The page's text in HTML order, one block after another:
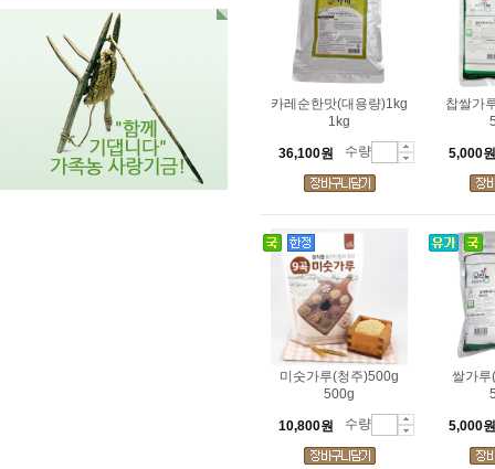
카레순한맛(대용량)1kg
1kg
36,100원 수량
찹쌀가
5,000원
미숫가루(청주)500g
500g
10,800원 수량
쌀가루
5,000원